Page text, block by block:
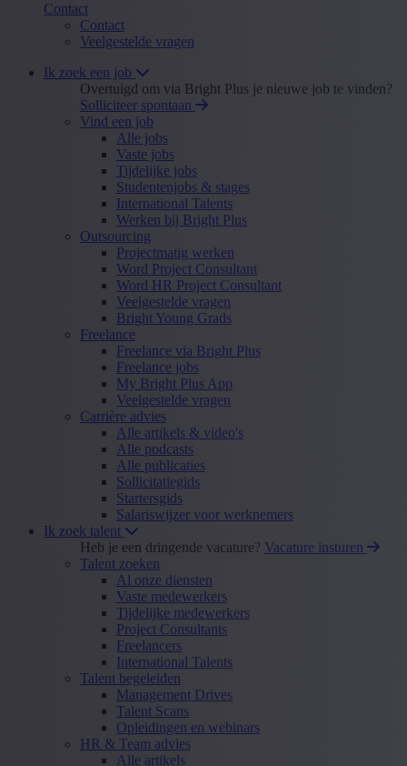
Contact
Contact
Veelgestelde vragen
Ik zoek een job
Overtuigd om via Bright Plus je nieuwe job te vinden?
Solliciteer spontaan
Vind een job
Alle jobs
Vaste jobs
Tijdelijke jobs
Studentenjobs & stages
International Talents
Werken bij Bright Plus
Outsourcing
Projectmatig werken
Word Project Consultant
Word HR Project Consultant
Veelgestelde vragen
Bright Young Grads
Freelance
Freelance via Bright Plus
Freelance jobs
My Bright Plus App
Veelgestelde vragen
Carrière advies
Alle artikels & video's
Alle podcasts
Alle publicaties
Sollicitatiegids
Startersgids
Salariswijzer voor werknemers
Ik zoek talent
Heb je een dringende vacature? Vacature insturen
Talent zoeken
Al onze diensten
Vaste medewerkers
Tijdelijke medewerkers
Project Consultants
Freelancers
International Talents
Talent begeleiden
Management Drives
Talent Scans
Opleidingen en webinars
HR & Team advies
Alle artikels